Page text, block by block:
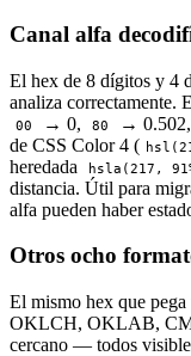
Canal alfa
El hex de 8 dígitos y 4
analiza correctamente.
00 → 0, 80 → 0.502,
de CSS Color 4 (
heredada
hsla(217,
distancia. Útil para
alfa pueden haber
Otros ocho
El mismo hex que
OKLCH, OKLAB,
cercano — todos